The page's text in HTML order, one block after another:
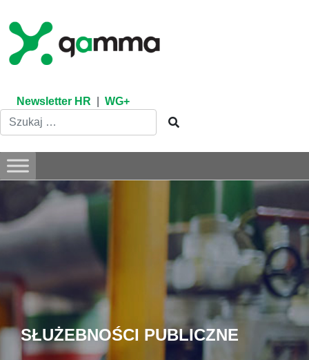
content
Newsletter HR WG+
SŁUŻEBNOŚCI PUBLICZNE